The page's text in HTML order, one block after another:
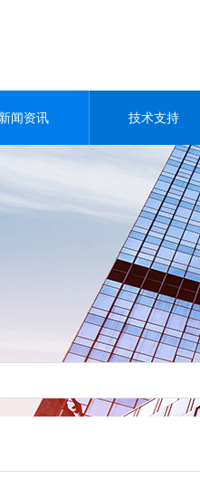
新闻资讯 技术支持